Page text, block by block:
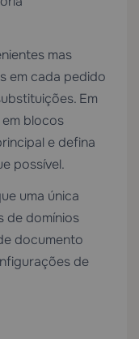
mas
em cada pedido
Em
blocos
e defina
possível.
uma única
de domínios
documento
de